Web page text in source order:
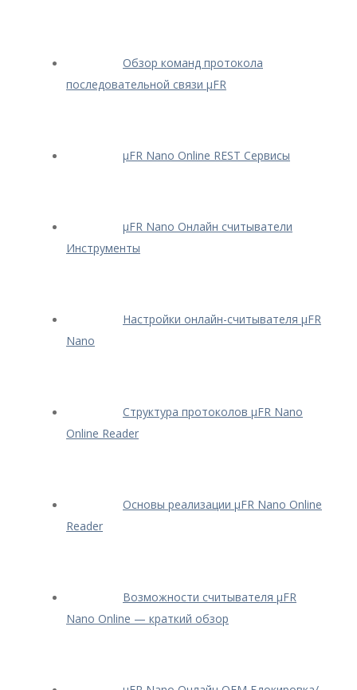
Обзор команд протокола
последовательной связи μFR
μFR Nano Online REST Сервисы
μFR Nano Онлайн считыватели
Инструменты
Настройки онлайн-считывателя μFR
Nano
Структура протоколов μFR Nano
Online Reader
Основы реализации μFR Nano Online
Reader
Возможности считывателя μFR
Nano Online — краткий обзор